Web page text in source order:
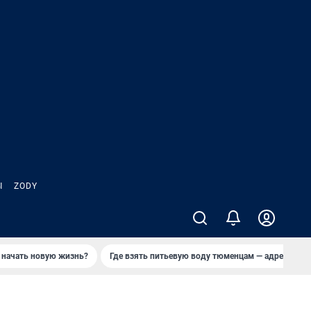
ZODY
начать новую жизнь? Где взять питьевую воду тюменцам — адреса